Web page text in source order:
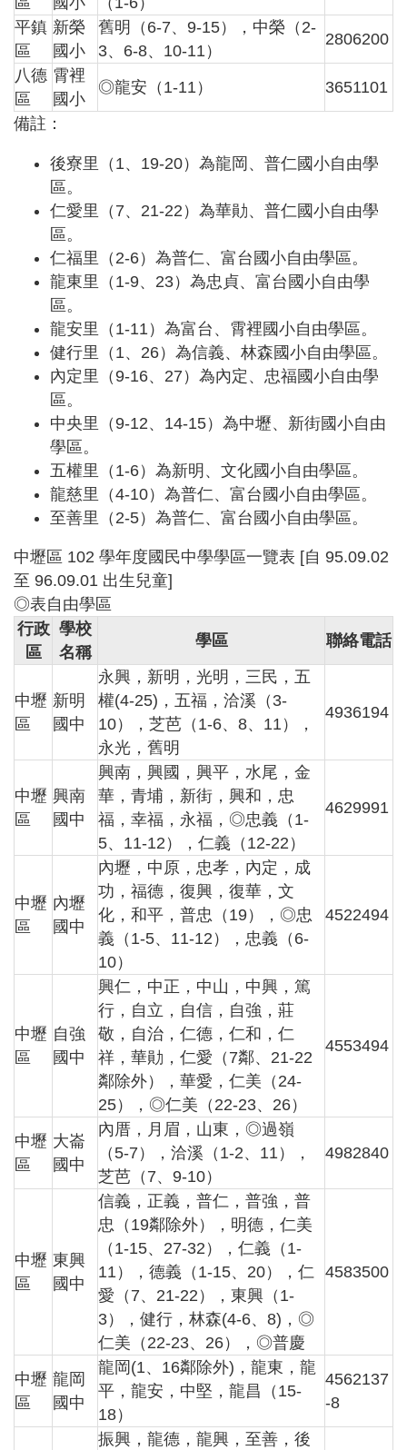
網
站
資
料
開
放
宣
平鎮
區
新榮
國小
舊明（6-7、9-15），中榮（2-
3、6-8、10-11）
2806200
八德
區
霄裡
國小
◎龍安（1-11）
3651101
備註：
後寮里（1、19-20）為龍岡、普仁國小自由學
區。
仁愛里（7、21-22）為華勛、普仁國小自由學
區。
仁福里（2-6）為普仁、富台國小自由學區。
龍東里（1-9、23）為忠貞、富台國小自由學
區。
龍安里（1-11）為富台、霄裡國小自由學區。
健行里（1、26）為信義、林森國小自由學區。
內定里（9-16、27）為內定、忠福國小自由學
區。
中央里（9-12、14-15）為中壢、新街國小自由
學區。
五權里（1-6）為新明、文化國小自由學區。
龍慈里（4-10）為普仁、富台國小自由學區。
至善里（2-5）為普仁、富台國小自由學區。
中壢區 102 學年度國民中學學區一覽表 [自 95.09.02
至 96.09.01 出生兒童]
◎表自由學區
行政
區
學校
名稱
學區 聯絡電話
中壢
區
新明
國中
永興，新明，光明，三民，五
權(4-25)，五福，洽溪（3-
10），芝芭（1-6、8、11），
永光，舊明
4936194
中壢
區
興南
國中
興南，興國，興平，水尾，金
華，青埔，新街，興和，忠
福，幸福，永福，◎忠義（1-
5、11-12），仁義（12-22）
4629991
中壢
區
內壢
國中
內壢，中原，忠孝，內定，成
功，福德，復興，復華，文
化，和平，普忠（19），◎忠
義（1-5、11-12），忠義（6-
10）
4522494
中壢
區
自強
國中
興仁，中正，中山，中興，篤
行，自立，自信，自強，莊
敬，自治，仁德，仁和，仁
祥，華勛，仁愛（7鄰、21-22
鄰除外），華愛，仁美（24-
25），◎仁美（22-23、26）
4553494
中壢
區
大崙
國中
內厝，月眉，山東，◎過嶺
（5-7），洽溪（1-2、11），
芝芭（7、9-10）
4982840
中壢
區
東興
國中
信義，正義，普仁，普強，普
忠（19鄰除外），明德，仁美
（1-15、27-32），仁義（1-
11），德義（1-15、20），仁
愛（7、21-22），東興（1-
3），健行，林森(4-6、8)，◎
仁美（22-23、26），◎普慶
4583500
中壢
區
龍岡
國中
龍岡(1、16鄰除外)，龍東，龍
平，龍安，中堅，龍昌（15-
18）
4562137
-8
振興，龍德，龍興，至善，後